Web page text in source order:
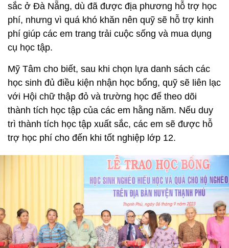
sắc ở Đà Nẵng, dù đã được địa phương hỗ trợ học
phí, nhưng vì quá khó khăn nên quỹ sẽ hỗ trợ kinh
phí giúp các em trang trải cuộc sống và mua dụng
cụ học tập.
Mỹ Tâm cho biết, sau khi chọn lựa danh sách các
học sinh đủ điều kiện nhận học bổng, quỹ sẽ liên lạc
với Hội chữ thập đỏ và trường học để theo dõi
thành tích học tập của các em hằng năm. Nếu duy
trì thành tích học tập xuất sắc, các em sẽ được hỗ
trợ học phí cho đến khi tốt nghiệp lớp 12.